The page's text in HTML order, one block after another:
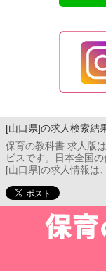
[山口県]の求人検索結
保育の教科書 求人版
ビスです。日本全国
[山口県]の求人情報は
たのご希望に合った保